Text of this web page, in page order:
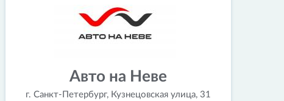
Авто на Неве
г. Санкт-Петербург, Кузнецовская улица, 31